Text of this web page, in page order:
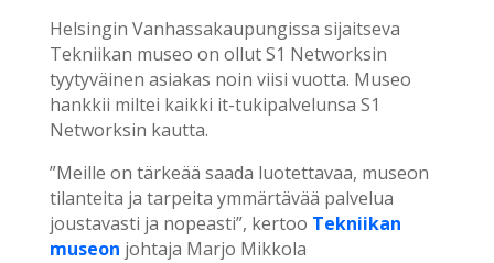
Helsingin Vanhassakaupungissa sijaitseva
Tekniikan museo on ollut S1 Networksin
tyytyväinen asiakas noin viisi vuotta. Museo
hankkii miltei kaikki it-tukipalvelunsa S1
Networksin kautta.
”Meille on tärkeää saada luotettavaa, museon
tilanteita ja tarpeita ymmärtävää palvelua
joustavasti ja nopeasti”, kertoo Tekniikan
museon johtaja Marjo Mikkola